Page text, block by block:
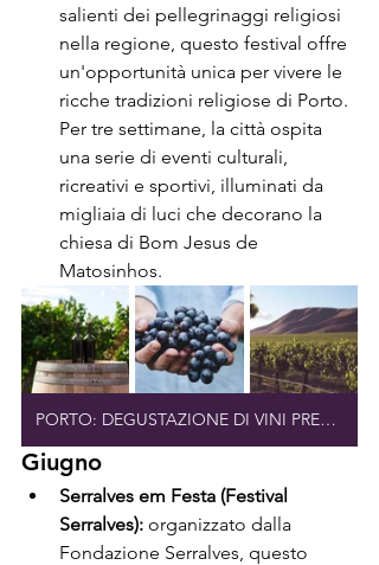
salienti dei pellegrinaggi religiosi
nella regione, questo festival offre
un'opportunità unica per vivere le
ricche tradizioni religiose di Porto.
Per tre settimane, la città ospita
una serie di eventi culturali,
ricreativi e sportivi, illuminati da
migliaia di luci che decorano la
chiesa di Bom Jesus de
Matosinhos.
PORTO: DEGUSTAZIONE DI VINI PREGIATI
Giugno
Serralves em Festa (Festival
Serralves): organizzato dalla
Fondazione Serralves, questo